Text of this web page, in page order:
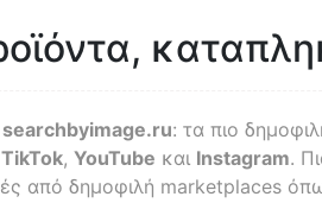
searchbyimage.ru: τα πιο
TikTok, YouTube και Instagram.
από δημοφιλή marketplaces